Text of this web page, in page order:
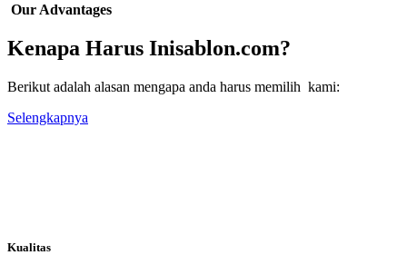
Our Advantages
Kenapa Harus Inisablon.com?
Berikut adalah alasan mengapa anda harus memilih kami:
Selengkapnya
Kualitas